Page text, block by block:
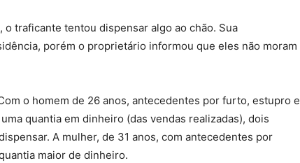
traficante tentou dispensar algo ao chão. Sua
porém o proprietário informou que eles não moram
o homem de 26 anos, antecedentes por furto, estupro e
quantia em dinheiro (das vendas realizadas), dois
A mulher, de 31 anos, com antecedentes por
maior de dinheiro.